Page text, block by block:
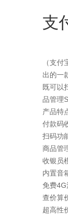
支
（支
出的一
既可以
品管理
产品特
付款码
扫码功
商品管
收银员
内置音
免费4G
查价算
超高性